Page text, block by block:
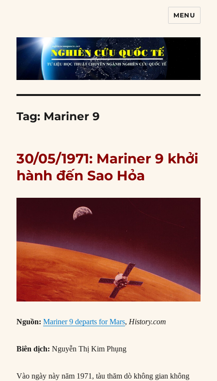
MENU
Tag: Mariner 9
30/05/1971: Mariner 9 khởi
hành đến Sao Hỏa
Nguồn: Mariner 9 departs for Mars,History.com
Biên dịch: Nguyễn Thị Kim Phụng
Vào ngày này năm 1971, tàu thăm dò không gian không